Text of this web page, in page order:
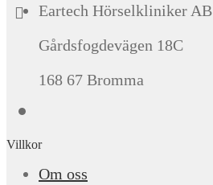
Eartech Hörselkliniker AB
Gårdsfogdevägen 18C
168 67 Bromma
Villkor
Om oss